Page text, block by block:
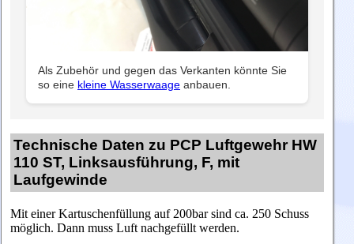
Als Zubehör und gegen das Verkanten könnte Sie
so eine kleine Wasserwaage anbauen.
Technische Daten zu PCP Luftgewehr HW
110 ST, Linksausführung, F, mit
Laufgewinde
Mit einer Kartuschenfüllung auf 200bar sind ca. 250 Schuss
möglich. Dann muss Luft nachgefüllt werden.